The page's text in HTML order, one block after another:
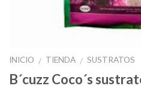
INICIO / TIENDA / SUSTRATOS
B´cuzz Coco´s